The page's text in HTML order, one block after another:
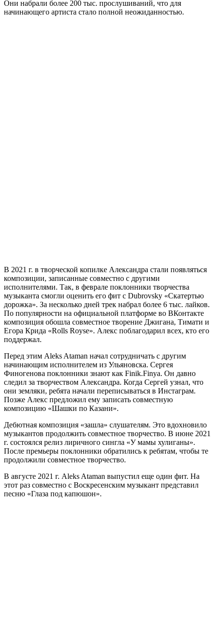
Они набрали более 200 тыс. прослушиваний, что для
начинающего артиста стало полной неожиданностью.
В 2021 г. в творческой копилке Александра стали появляться
композиции, записанные совместно с другими
исполнителями. Так, в феврале поклонники творчества
музыканта смогли оценить его фит с Dubrovsky «Скатертью
дорожка». За несколько дней трек набрал более 6 тыс. лайков.
По популярности на официальной платформе во ВКонтакте
композиция обошла совместное творение Джигана, Тимати и
Егора Крида «Rolls Royse». Алекс поблагодарил всех, кто его
поддержал.
Перед этим Aleks Ataman начал сотрудничать с другим
начинающим исполнителем из Ульяновска. Сергея
Финогенова поклонники знают как Finik.Finya. Он давно
следил за творчеством Александра. Когда Сергей узнал, что
они земляки, ребята начали переписываться в Инстаграм.
Позже Алекс предложил ему записать совместную
композицию «Шашки по Казани».
Дебютная композиция «зашла» слушателям. Это вдохновило
музыкантов продолжить совместное творчество. В июне 2021
г. состоялся релиз лиричного сингла «У мамы хулиганы».
После премьеры поклонники обратились к ребятам, чтобы те
продолжили совместное творчество.
В августе 2021 г. Aleks Ataman выпустил еще один фит. На
этот раз совместно с Воскресенским музыкант представил
песню «Глаза под капюшон».